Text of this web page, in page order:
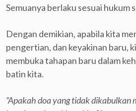
Semuanya berlaku sesuai hukum
Dengan demikian, apabila kita
pengertian, dan keyakinan baru,
membuka tahapan baru dalam
batin kita.
“Apakah doa yang tidak dikabulkan